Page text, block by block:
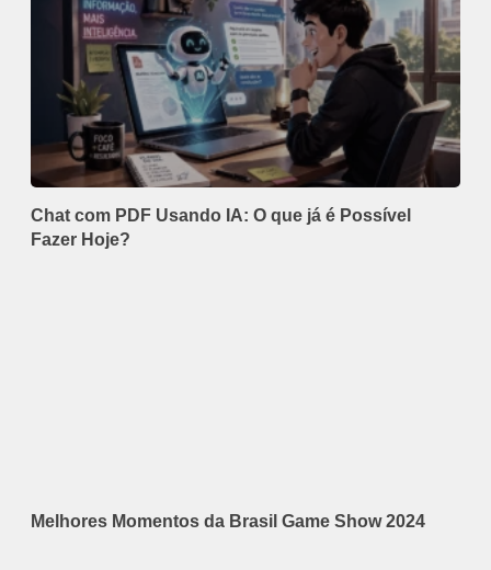
Chat com PDF Usando IA: O que já é Possível
Fazer Hoje?
Melhores Momentos da Brasil Game Show 2024